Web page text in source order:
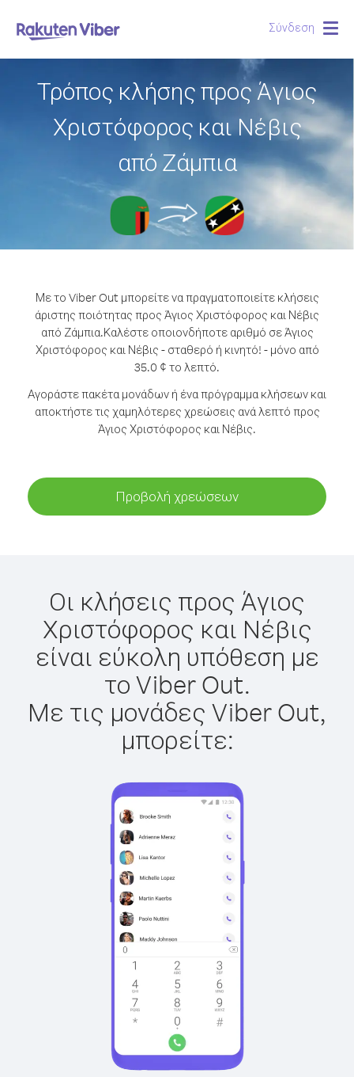
Σύνδεση
Τρόπος κλήσης προς Άγιος
Χριστόφορος και Νέβις
από Ζάμπια
Με το Viber Out μπορείτε να πραγματοποιείτε κλήσεις
άριστης ποιότητας προς Άγιος Χριστόφορος και Νέβις
από Ζάμπια.Καλέστε οποιονδήποτε αριθμό σε Άγιος
Χριστόφορος και Νέβις - σταθερό ή κινητό! - μόνο από
35.0 ¢ το λεπτό.
Αγοράστε πακέτα μονάδων ή ένα πρόγραμμα κλήσεων και
αποκτήστε τις χαμηλότερες χρεώσεις ανά λεπτό προς
Άγιος Χριστόφορος και Νέβις.
Προβολή χρεώσεων
Οι κλήσεις προς Άγιος
Χριστόφορος και Νέβις
είναι εύκολη υπόθεση με
το Viber Out.
Με τις μονάδες Viber Out,
μπορείτε: